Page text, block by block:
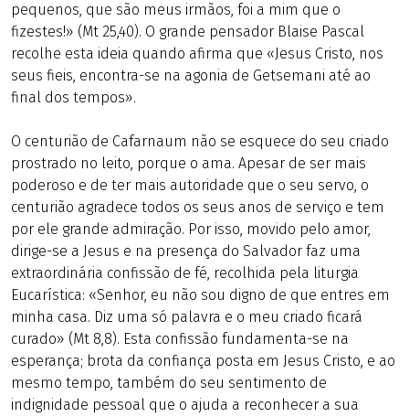
pequenos, que são meus irmãos, foi a mim que o
fizestes!» (Mt 25,40). O grande pensador Blaise Pascal
recolhe esta ideia quando afirma que «Jesus Cristo, nos
seus fieis, encontra-se na agonia de Getsemani até ao
final dos tempos».
O centurião de Cafarnaum não se esquece do seu criado
prostrado no leito, porque o ama. Apesar de ser mais
poderoso e de ter mais autoridade que o seu servo, o
centurião agradece todos os seus anos de serviço e tem
por ele grande admiração. Por isso, movido pelo amor,
dirige-se a Jesus e na presença do Salvador faz uma
extraordinária confissão de fé, recolhida pela liturgia
Eucarística: «Senhor, eu não sou digno de que entres em
minha casa. Diz uma só palavra e o meu criado ficará
curado» (Mt 8,8). Esta confissão fundamenta-se na
esperança; brota da confiança posta em Jesus Cristo, e ao
mesmo tempo, também do seu sentimento de
indignidade pessoal que o ajuda a reconhecer a sua